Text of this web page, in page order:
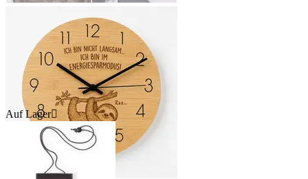
Auf Lager